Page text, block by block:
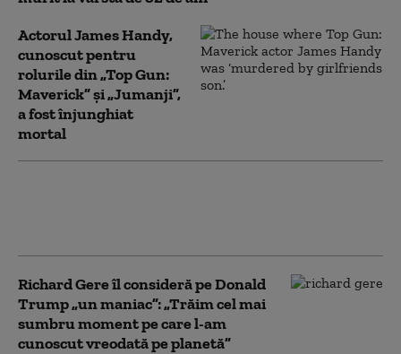
Actorul James Handy,
cunoscut pentru
rolurile din „Top Gun:
Maverick” și „Jumanji”,
a fost înjunghiat
mortal
Richard Gere îl consideră pe Donald
Trump „un maniac”: „Trăim cel mai
sumbru moment pe care l-am
cunoscut vreodată pe planetă”